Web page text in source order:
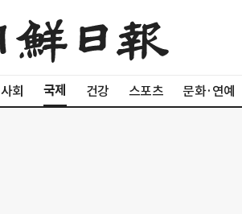
사회 국제 건강 스포츠 문화·연예